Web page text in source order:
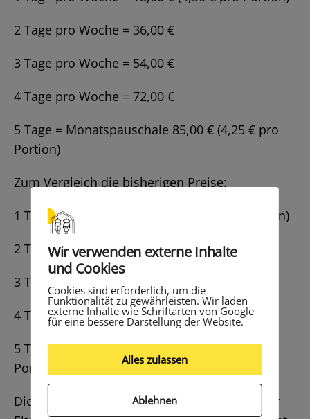
2 Tage pro Woche = 36,00 €
3 Tage pro Woche = 54,00 €
4 Tage pro Woche = 72,00 €
5 Tage = Monatspauschale 85,00 € (4,25 € pro
Portion)
Zum Vergleich die bisherigen Preise:
1 Tag pro Woche = 14,40 € (3,60 € pro Portion)
2 Tage pro Woche = 28,80 €
3 Tage pro Woche = 43,20 €
4 Tage pro Woche = 57,60 €
5 Tage = Monatspauschale 70,00 € (3,50 € pro
Portion)
Die Stadt Kassel gibt folgende Information für
Wir verwenden externe Inhalte
und Cookies
Cookies sind erforderlich, um die
Funktionalität zu gewährleisten. Wir laden
externe Inhalte wie Schriftarten von Google
für eine bessere Darstellung der Website.
Alles zulassen
Ablehnen